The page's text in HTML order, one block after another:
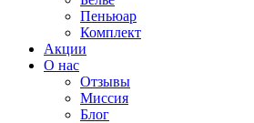
Пеньюар
Комплект
Акции
О нас
Отзывы
Миссия
Блог